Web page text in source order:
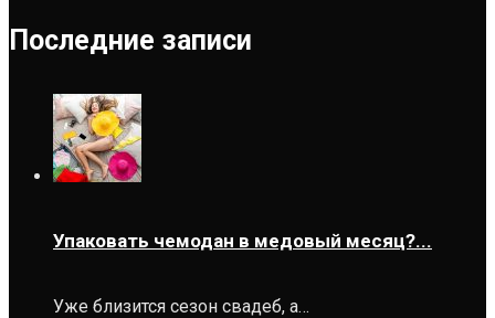
Последние записи
Упаковать чемодан в медовый месяц?...
Уже близится сезон свадеб, а…